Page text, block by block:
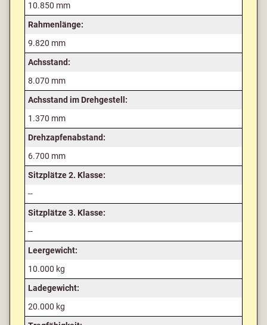
10.850 mm
Rahmenlänge:
9.820 mm
Achsstand:
8.070 mm
Achsstand im Drehgestell:
1.370 mm
Drehzapfenabstand:
6.700 mm
Sitzplätze 2. Klasse:
--
Sitzplätze 3. Klasse:
--
Leergewicht:
10.000 kg
Ladegewicht:
20.000 kg